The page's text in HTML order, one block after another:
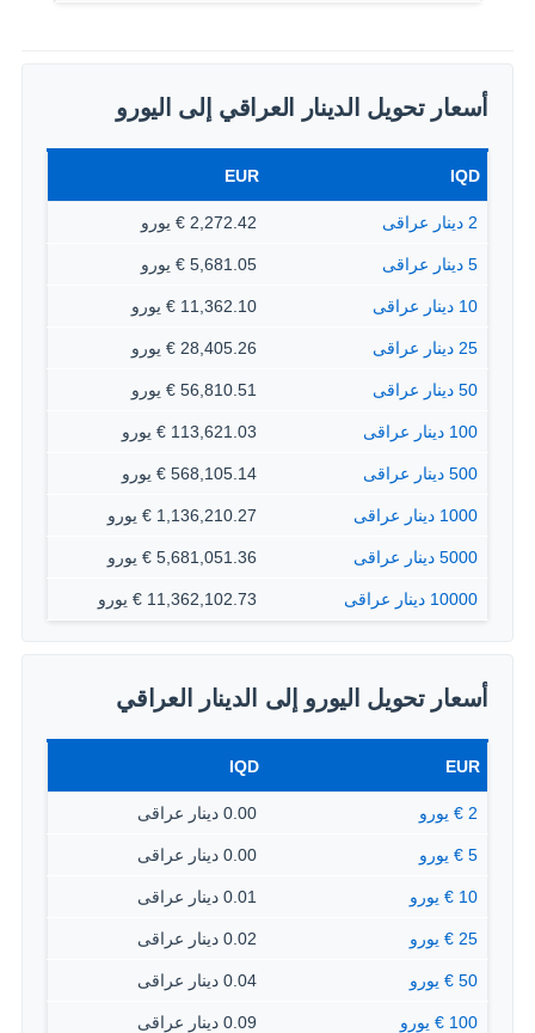
أسعار تحويل الدينار العراقي إلى اليورو
IQD
EUR
2 دينار عراقى 2,272.42 € يورو
5 دينار عراقى 5,681.05 € يورو
10 دينار عراقى 11,362.10 € يورو
25 دينار عراقى 28,405.26 € يورو
50 دينار عراقى 56,810.51 € يورو
100 دينار عراقى 113,621.03 € يورو
500 دينار عراقى 568,105.14 € يورو
1000 دينار عراقى 1,136,210.27 € يورو
5000 دينار عراقى 5,681,051.36 € يورو
10000 دينار عراقى 11,362,102.73 € يورو
أسعار تحويل اليورو إلى الدينار العراقي
EUR
IQD
2 € يورو 0.00 دينار عراقى
5 € يورو 0.00 دينار عراقى
10 € يورو 0.01 دينار عراقى
25 € يورو 0.02 دينار عراقى
50 € يورو 0.04 دينار عراقى
100 € يورو 0.09 دينار عراقى